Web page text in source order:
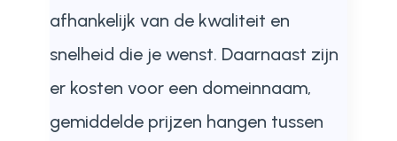
afhankelijk van de kwaliteit en
snelheid die je wenst. Daarnaast zijn
er kosten voor een domeinnaam,
gemiddelde prijzen hangen tussen